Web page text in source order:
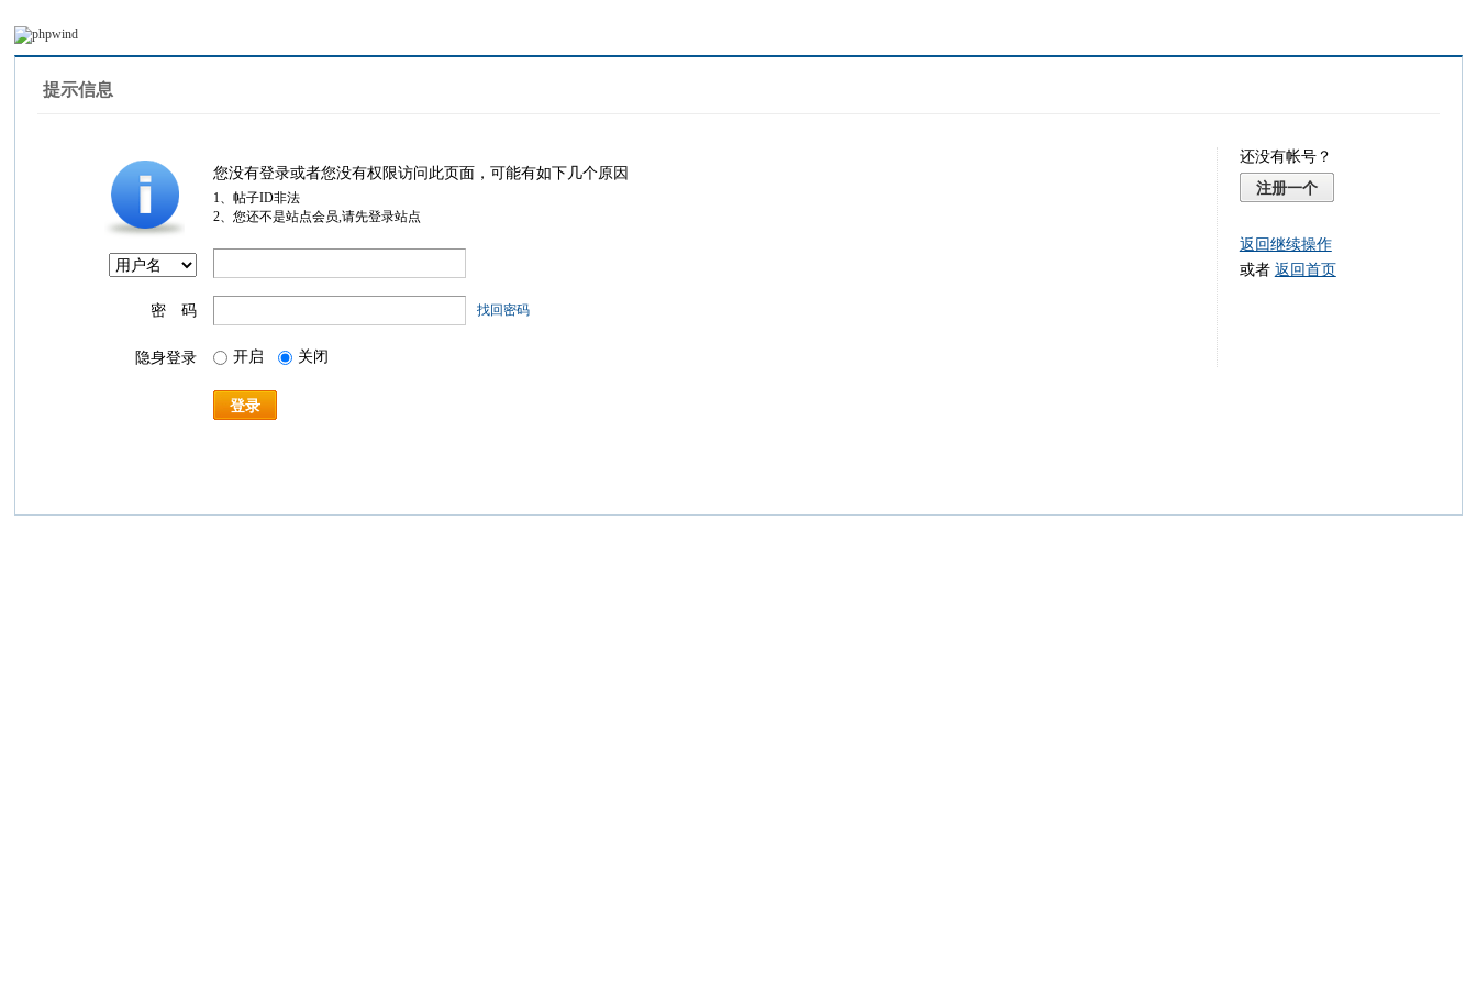
提示信息
您没有登录或者您没有权限访问此页面，可能有如下几个原因
1、帖子ID非法
2、您还不是站点会员,请先登录站点
密 码 找回密码
隐身登录 开启 关闭
登录
还没有帐号？
注册一个
返回继续操作
或者 返回首页